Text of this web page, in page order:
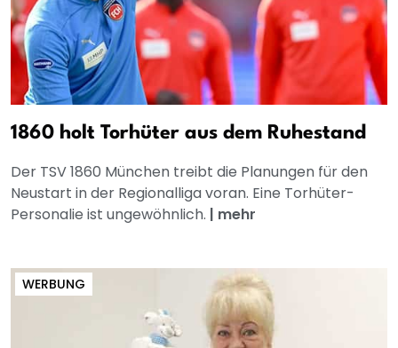
1860 holt Torhüter aus dem Ruhestand
Der TSV 1860 München treibt die Planungen für den
Neustart in der Regionalliga voran. Eine Torhüter-
Personalie ist ungewöhnlich. | mehr
WERBUNG